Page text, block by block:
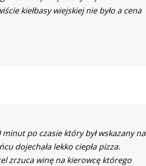
kiełbasy wiejskiej nie było a cena
minut po czasie który był wskazany na
dojechała lekko ciepła pizza.
zrzuca winę na kierowcę którego